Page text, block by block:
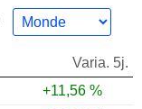
Varia. 5j.
+11,56 %